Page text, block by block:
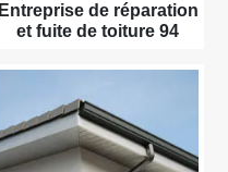
Entreprise de réparation
et fuite de toiture 94